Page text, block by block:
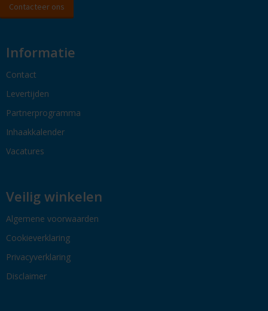
Contacteer ons
Informatie
Contact
Levertijden
Partnerprogramma
Inhaakkalender
Vacatures
Veilig winkelen
Algemene voorwaarden
Cookieverklaring
Privacyverklaring
Disclaimer